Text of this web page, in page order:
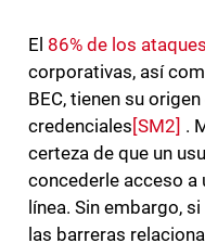
El 86% de los ataques
corporativas, así
BEC, tienen su
credenciales [SM2] .
certeza de que un
concederle acceso a
línea. Sin embargo,
las barreras